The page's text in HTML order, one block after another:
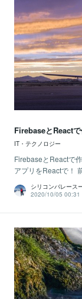
FirebaseとReact
IT・テクノロジー
FirebaseとReactで
アプリをReactで！
シリコンバレース
2020/10/05 00:31